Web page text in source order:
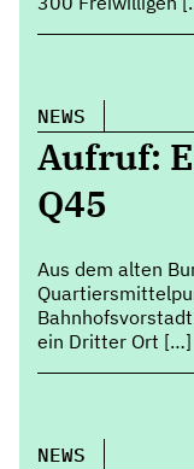
NEWS
Aufruf:
Q45
Aus dem alten
ein Dritter Ort […]
NEWS